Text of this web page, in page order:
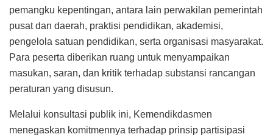
pemangku kepentingan, antara lain perwakilan pemerintah
pusat dan daerah, praktisi pendidikan, akademisi,
pengelola satuan pendidikan, serta organisasi masyarakat.
Para peserta diberikan ruang untuk menyampaikan
masukan, saran, dan kritik terhadap substansi rancangan
peraturan yang disusun.
Melalui konsultasi publik ini, Kemendikdasmen
menegaskan komitmennya terhadap prinsip partisipasi